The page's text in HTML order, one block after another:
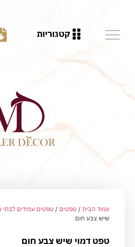
קטגוריות
עמוד הבית / טפטים / טפטים עמידים לבתי
שיש צבע חום
טפט דמוי שיש צבע חום